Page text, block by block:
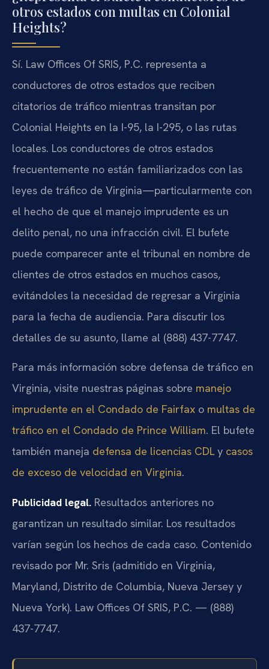
otros estados con multas en Colonial
Heights?
Sí. Law Offices Of SRIS, P.C. representa a
conductores de otros estados que reciben
citatorios de tráfico mientras transitan por
Colonial Heights en la I-95, la I-295, o las rutas
locales. Los conductores de otros estados
frecuentemente no están familiarizados con las
leyes de tráfico de Virginia—particularmente con
el hecho de que el manejo imprudente es un
delito penal, no una infracción civil. El bufete
puede comparecer ante el tribunal en nombre de
clientes de otros estados en muchos casos,
evitándoles la necesidad de regresar a Virginia
para la fecha de audiencia. Para discutir los
detalles de su asunto, llame al (888) 437-7747.
Para más información sobre defensa de tráfico en
Virginia, visite nuestras páginas sobre manejo
imprudente en el Condado de Fairfax o multas de
tráfico en el Condado de Prince William. El bufete
también maneja defensa de licencias CDLy casos
de exceso de velocidad en Virginia.
Publicidad legal. Resultados anteriores no
garantizan un resultado similar. Los resultados
varían según los hechos de cada caso. Contenido
revisado por Mr. Sris (admitido en Virginia,
Maryland, Distrito de Columbia, Nueva Jersey y
Nueva York). Law Offices Of SRIS, P.C. — (888)
437-7747.